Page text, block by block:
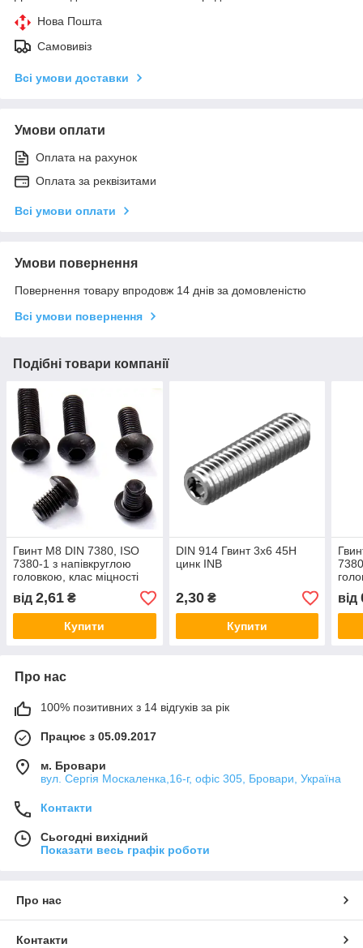
Нова Пошта
Самовивіз
Всі умови доставки
Умови оплати
Оплата на рахунок
Оплата за реквізитами
Всі умови оплати
Умови повернення
Повернення товару впродовж 14 днів за домовленістю
Всі умови повернення
Подібні товари компанії
Гвинт М8 DIN 7380, ISO
7380-1 з напівкруглою
головкою, клас міцності
10.9
від 2,61 ₴
Купити
DIN 914 Гвинт 3х6 45H
цинк INB
2,30₴
Купити
10.9
від
Про нас
100% позитивних з 14 відгуків за рік
Працює з 05.09.2017
м. Бровари
вул. Сергія Москаленка,16-г, офіс 305, Бровари, Україна
Контакти
Сьогодні вихідний
Показати весь графік роботи
Про нас
Контакти